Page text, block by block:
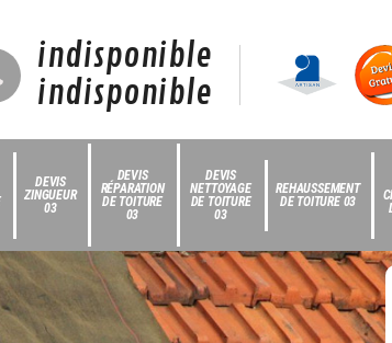
indisponible
indisponible
DEVIS
ZINGUEUR
03
DEVIS
RÉPARATION
DE TOITURE
03
DEVIS
NETTOYAGE
DE TOITURE
03
REHAUSSEMENT
DE TOITURE 03